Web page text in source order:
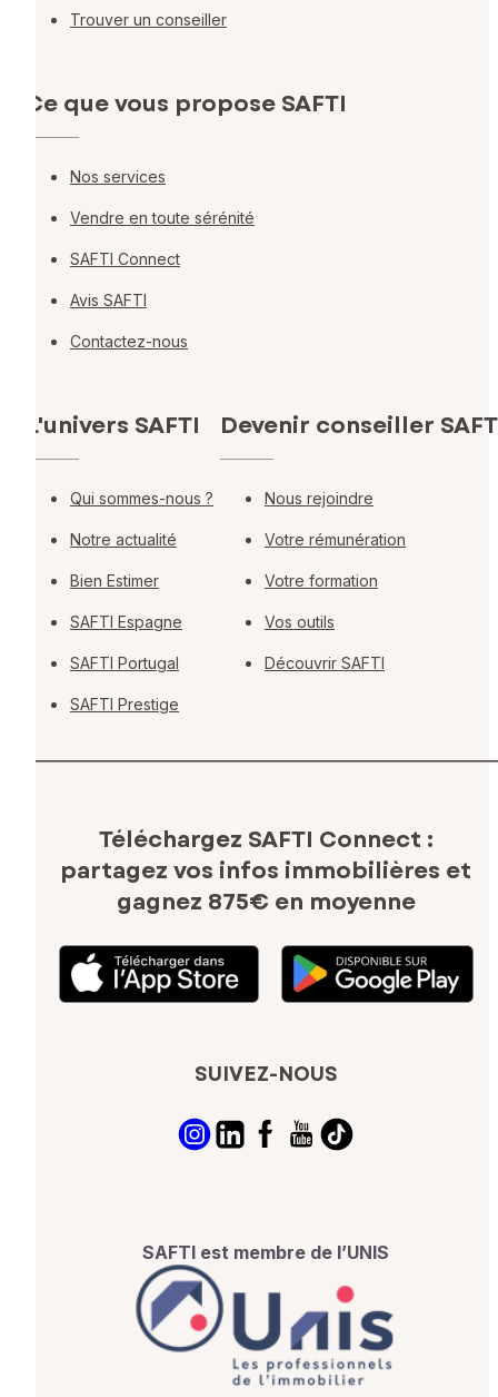
Trouver un conseiller
Ce que vous propose SAFTI
Nos services
Vendre en toute sérénité
SAFTI Connect
Avis SAFTI
Contactez-nous
L'univers SAFTI
Qui sommes-nous ?
Notre actualité
Bien Estimer
SAFTI Espagne
SAFTI Portugal
SAFTI Prestige
Devenir conseiller
Nous rejoindre
Votre rémunération
Votre formation
Vos outils
Découvrir SAFTI
Téléchargez SAFTI Connect :
partagez vos infos immobilières et
gagnez 875€ en moyenne
SUIVEZ-NOUS
SAFTI est membre de l’UNIS